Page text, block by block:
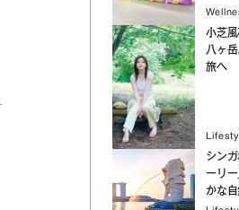
小芝
八ヶ
旅へ
シン
ーリ
かな